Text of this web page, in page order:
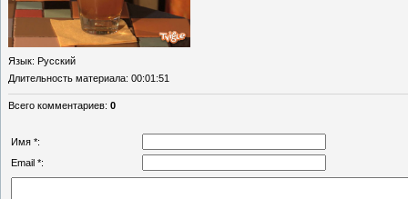
Язык: Русский
Длительность материала: 00:01:51
Всего комментариев: 0
Имя *:
Email *: